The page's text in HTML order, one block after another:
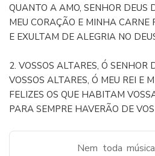
QUANTO A AMO, SENHOR DEUS
MEU CORAÇÃO E MINHA CARNE
E EXULTAM DE ALEGRIA NO
2. VOSSOS ALTARES, Ó SENHOR
VOSSOS ALTARES, Ó MEU REI E
FELIZES OS QUE HABITAM
PARA SEMPRE HAVERÃO DE
Nem toda